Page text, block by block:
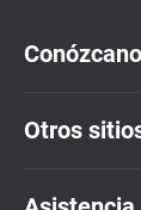
Otros